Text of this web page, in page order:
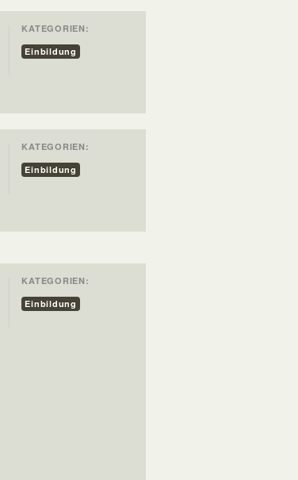
KATEGORIEN:
Einbildung
KATEGORIEN:
Einbildung
KATEGORIEN:
Einbildung